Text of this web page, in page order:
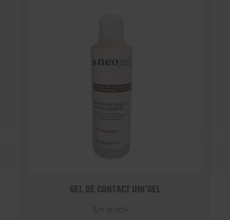
GEL DE CONTACT UNI’GEL
En stock